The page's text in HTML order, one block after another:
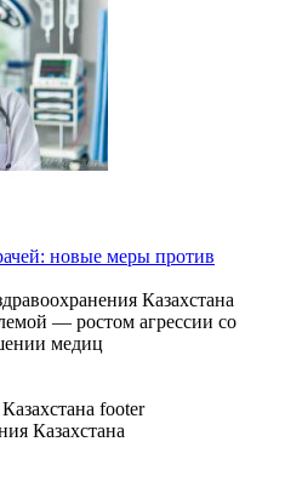
новые меры против
Казахстана
— ростом агрессии со
медиц
Казахстана